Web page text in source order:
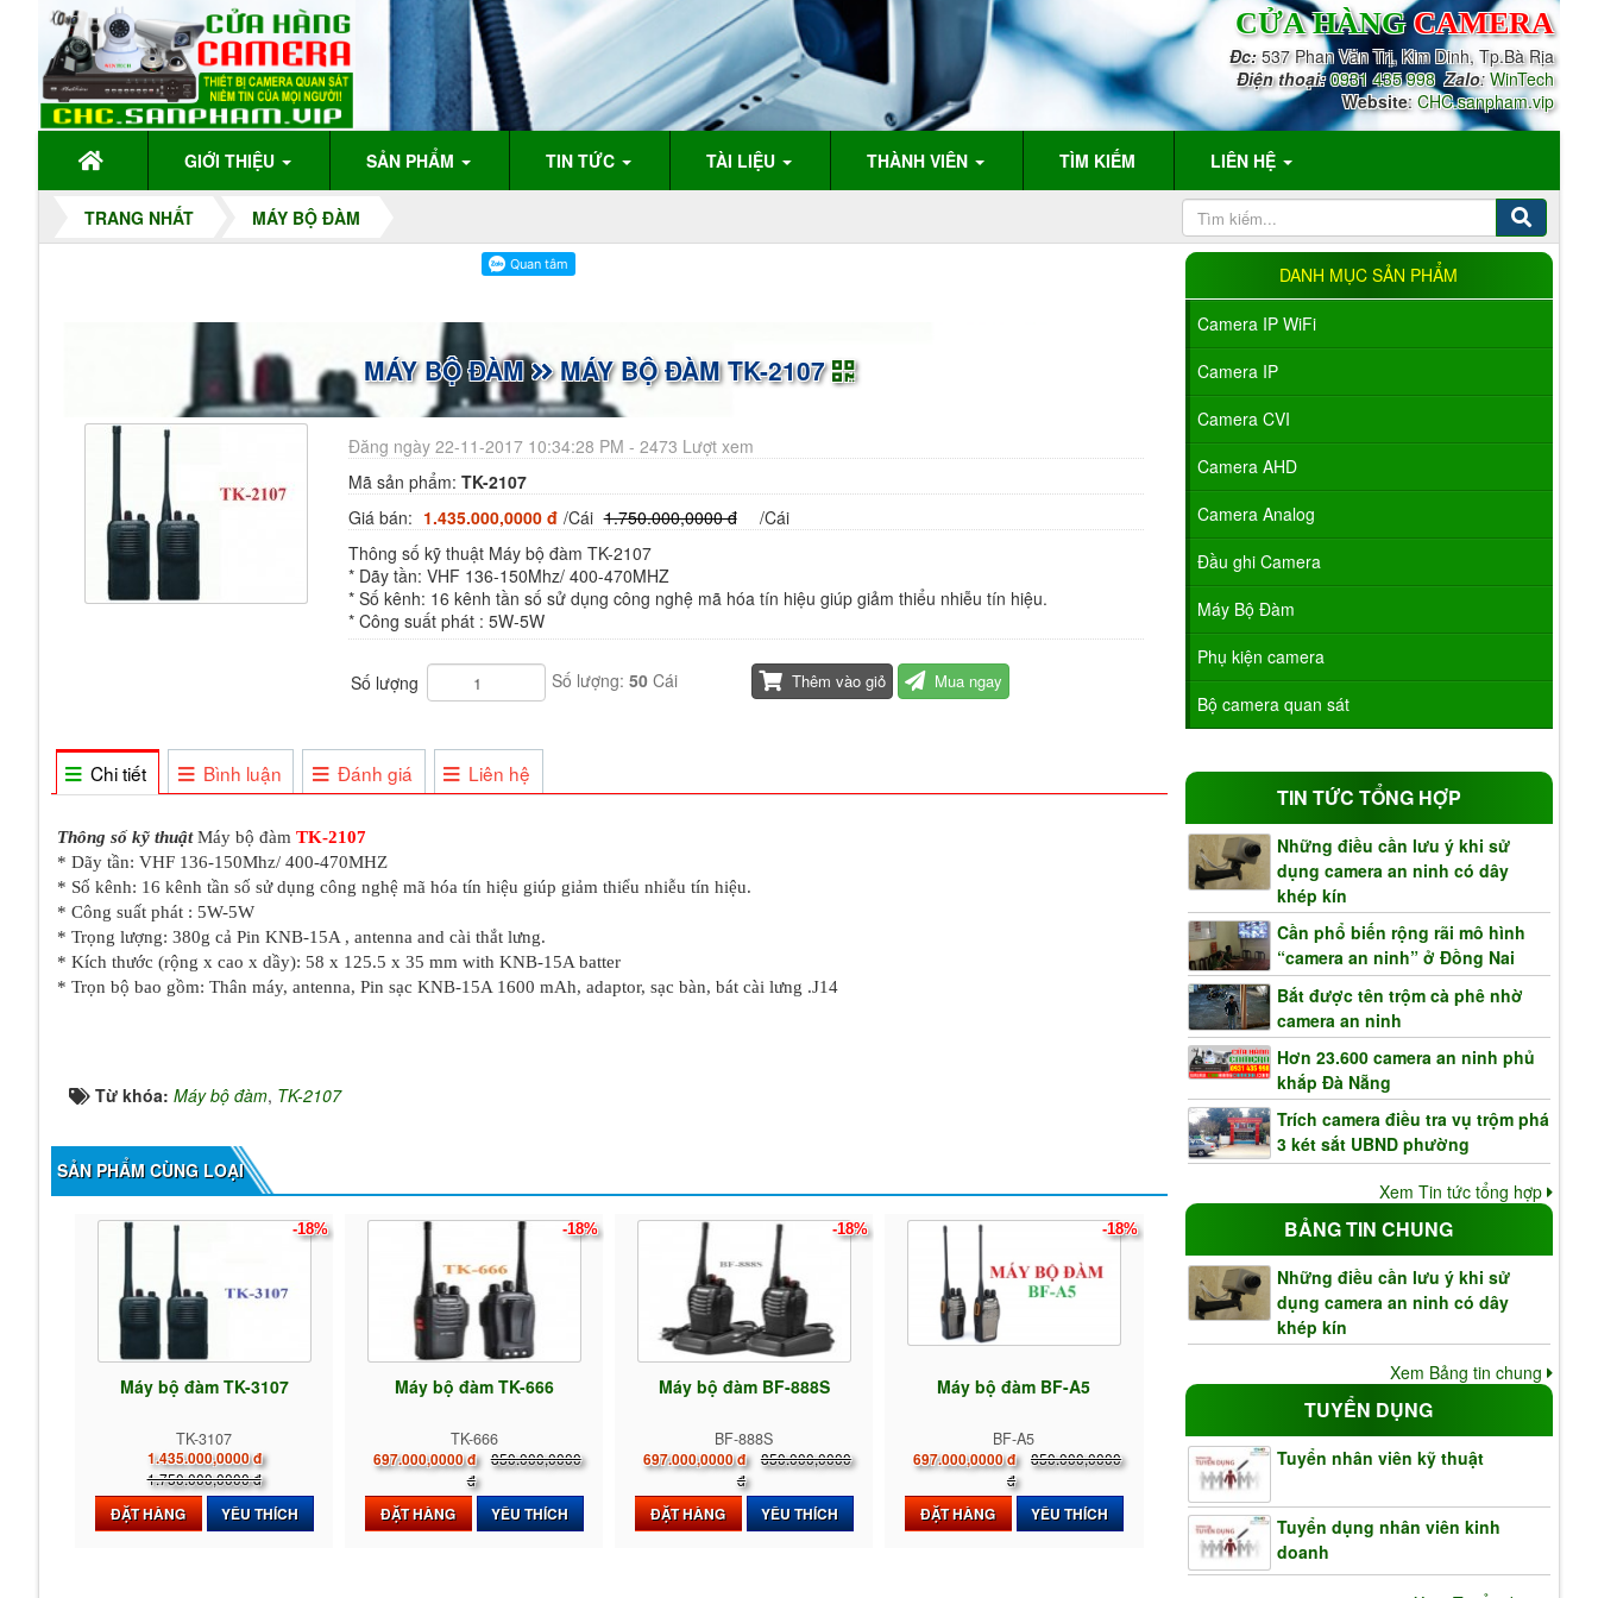
CỬA HÀNG CAMERA
Đc:537 Phan Văn Trị, Kim Dinh, Tp.Bà Rịa
Điện thoại: 0931 435 998 Zalo: WinTech
Website: CHC.sanpham.vip
GIỚI THIỆU SẢN PHẨM TIN TỨC TÀI LIỆU THÀNH VIÊN TÌM KIẾM LIÊN HỆ
TRANG NHẤT MÁY BỘ ĐÀM
MÁY BỘ ĐÀM MÁY BỘ ĐÀM TK-2107
Đăng ngày 22-11-2017 10:34:28 PM - 2473 Lượt xem
Mã sản phẩm: TK-2107
Giá bán: 1.435.000,0000 đ /Cái 1.750.000,0000 đ
/Cái
Thông số kỹ thuật Máy bộ đàm TK-2107
* Dãy tần: VHF 136-150Mhz/ 400-470MHZ
* Số kênh: 16 kênh tần số sử dụng công nghệ mã hóa tín hiệu giúp giảm thiểu nhiễu tín hiệu.
* Công suất phát : 5W-5W
Số lượng Số lượng: 50Cái Thêm vào giỏ Mua ngay
Chi tiết Bình luận Đánh giá Liên hệ
Thông số kỹ thuậtMáy bộ đàm TK-2107
* Dãy tần: VHF 136-150Mhz/ 400-470MHZ
* Số kênh: 16 kênh tần số sử dụng công nghệ mã hóa tín hiệu giúp giảm thiểu nhiễu tín hiệu.
* Công suất phát : 5W-5W
* Trọng lượng: 380g cả Pin KNB-15A , antenna and cài thắt lưng.
* Kích thước (rộng x cao x dầy): 58 x 125.5 x 35 mm with KNB-15A batter
* Trọn bộ bao gồm: Thân máy, antenna, Pin sạc KNB-15A 1600 mAh, adaptor, sạc bàn, bát cài lưng .J14
Từ khóa: Máy bộ đàm, TK-2107
SẢN PHẨM CÙNG LOẠI
-18%
Máy bộ đàm TK-3107
TK-3107
1.435.000,0000 đ
1.750.000,0000 đ
ĐẶT HÀNG YÊU THÍCH
-18%
Máy bộ đàm TK-666
TK-666
697.000,0000 đ
850.000,0000
đ
ĐẶT HÀNG YÊU THÍCH
-18%
Máy bộ đàm BF-888S
BF-888S
697.000,0000 đ
850.000,0000
đ
ĐẶT HÀNG YÊU THÍCH
-18%
Máy bộ đàm BF-A5
BF-A5
697.000,0000 đ
850.000,0000
đ
ĐẶT HÀNG YÊU THÍCH
DANH MỤC SẢN PHẨM
Camera IP WiFi
Camera IP
Camera CVI
Camera AHD
Camera Analog
Đầu ghi Camera
Máy Bộ Đàm
Phụ kiện camera
Bộ camera quan sát
TIN TỨC TỔNG HỢP
Những điều cần lưu ý khi sử
dụng camera an ninh có dây
khép kín
Cần phổ biến rộng rãi mô hình
“camera an ninh” ở Đồng Nai
Bắt được tên trộm cà phê nhờ
camera an ninh
Hơn 23.600 camera an ninh phủ
khắp Đà Nẵng
Trích camera điều tra vụ trộm phá
3 két sắt UBND phường
Xem Tin tức tổng hợp
BẢNG TIN CHUNG
Những điều cần lưu ý khi sử
dụng camera an ninh có dây
khép kín
Xem Bảng tin chung
TUYỂN DỤNG
Tuyển nhân viên kỹ thuật
Tuyển dụng nhân viên kinh
doanh